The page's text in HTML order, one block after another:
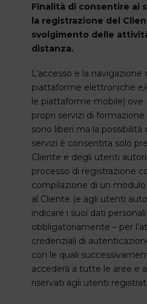
Finalità di consentire ai
la registrazione del
svolgimento delle
distanza.
L’accesso e la
piattaforme elettroniche
le piattaforme mobile) ove
propri servizi di
sono liberi ma la
servizi è consentita solo
Cliente e degli utenti
processo di registrazione
compilazione di un
al Cliente (e agli utenti
indicare i suoi dati
obbligatoriamente – per
credenziali di
con le quali
accederà a tutte le aree e
riservati agli utenti